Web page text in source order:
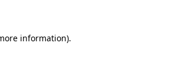
information).